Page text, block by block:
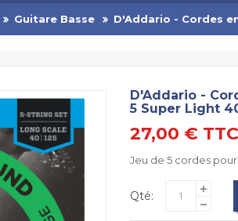
Guitare Basse D'Addario - Cordes
D'Addario -
5 Super Light
27,00 € TTC
Jeu de 5 cordes
Qté: